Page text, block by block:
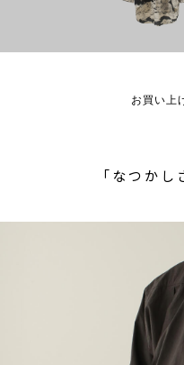
お買い上
「なつかし